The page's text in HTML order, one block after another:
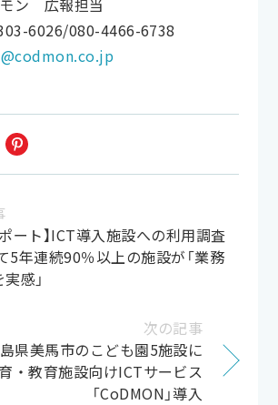
ン 広報担当
6026/080-4466-6738
ポート】ICT導入施設への利用調査
5年連続90％以上の施設が「業務
感」
次の記事
県美馬市のこども園5施設に
・教育施設向けICTサービス
「CoDMON」導入